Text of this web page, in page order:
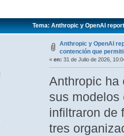
Tema: Anthropic y OpenAI
Anthropic y OpenAI
contención que
« en: 31 de Julio de 2026,
Anthropic ha
sus modelos
infiltraron de
tres